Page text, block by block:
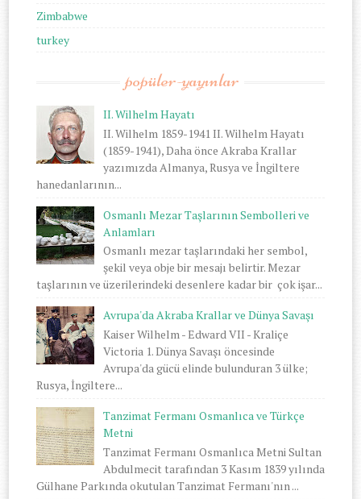
Zimbabwe
turkey
popüler-yayınlar
II. Wilhelm Hayatı
II. Wilhelm 1859-1941 II. Wilhelm Hayatı
(1859-1941), Daha önce Akraba Krallar
yazımızda Almanya, Rusya ve İngiltere
hanedanlarının...
Osmanlı Mezar Taşlarının Sembolleri ve
Anlamları
Osmanlı mezar taşlarındaki her sembol,
şekil veya obje bir mesajı belirtir. Mezar
taşlarının ve üzerilerindeki desenlere kadar bir çok işar...
Avrupa'da Akraba Krallar ve Dünya Savaşı
Kaiser Wilhelm - Edward VII - Kraliçe
Victoria 1. Dünya Savaşı öncesinde
Avrupa'da gücü elinde bulunduran 3 ülke;
Rusya, İngiltere...
Tanzimat Fermanı Osmanlıca ve Türkçe
Metni
Tanzimat Fermanı Osmanlıca Metni Sultan
Abdulmecit tarafından 3 Kasım 1839 yılında
Gülhane Parkında okutulan Tanzimat Fermanı'nın ...